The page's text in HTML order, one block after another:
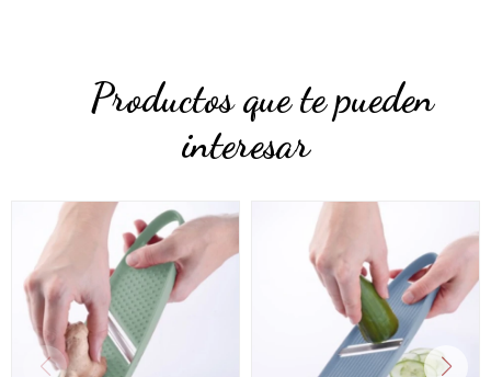
Productos que te pueden
interesar